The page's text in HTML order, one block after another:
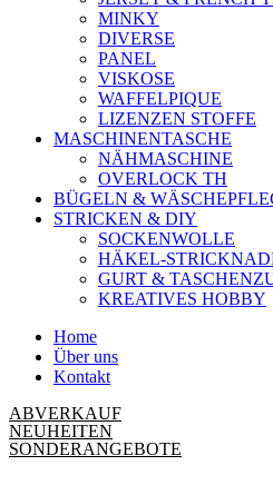
MINKY
DIVERSE
PANEL
VISKOSE
WAFFELPIQUE
LIZENZEN STOFFE
MASCHINENTASCHE
NÄHMASCHINE
OVERLOCK TH
BÜGELN &
STRICKEN & DIY
SOCKENWOLLE
HÄKEL-
GURT &
KREATIVES HOBBY
Home
Über uns
Kontakt
ABVERKAUF
NEUHEITEN
SONDERANGEBOTE